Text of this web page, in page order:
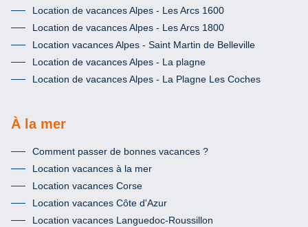
Location de vacances Alpes - Les Arcs 1600
Location de vacances Alpes - Les Arcs 1800
Location vacances Alpes - Saint Martin de Belleville
Location de vacances Alpes - La plagne
Location de vacances Alpes - La Plagne Les Coches
À la mer
Comment passer de bonnes vacances ?
Location vacances à la mer
Location vacances Corse
Location vacances Côte d'Azur
Location vacances Languedoc-Roussillon